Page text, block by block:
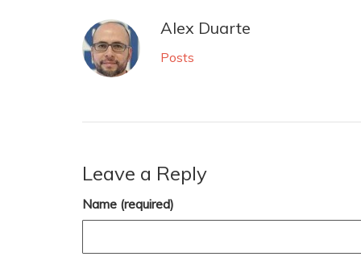
Alex Duarte
Posts
Leave a Reply
Name (required)